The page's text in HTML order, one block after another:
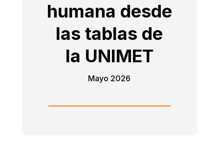
humana desde
las tablas de
la UNIMET
Mayo 2026